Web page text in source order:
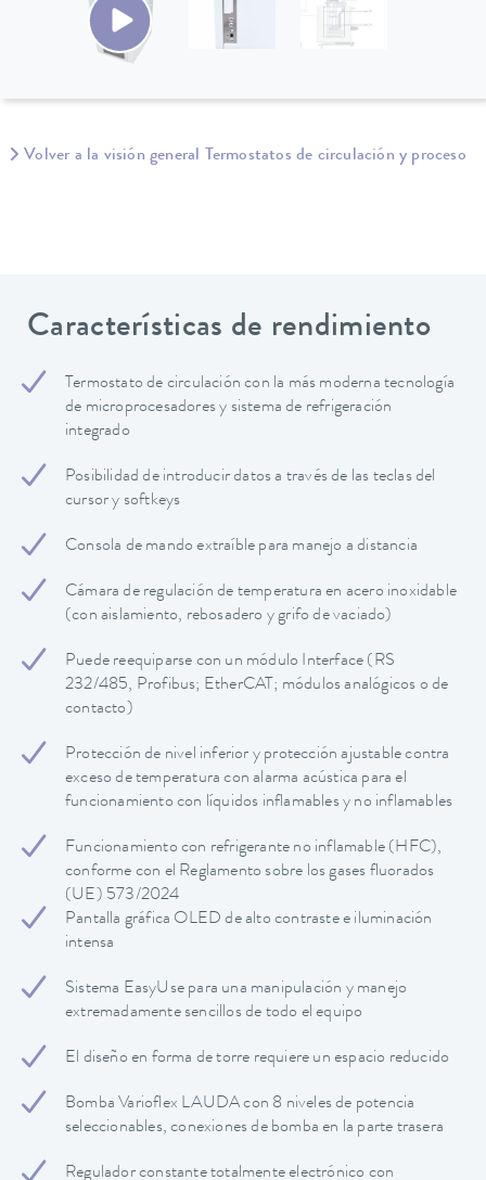
Volver a la visión general Termostatos de circulación y proceso
Características de rendimiento
Termostato de circulación con la más moderna tecnología
de microprocesadores y sistema de refrigeración
integrado
Posibilidad de introducir datos a través de las teclas del
cursor y softkeys
Consola de mando extraíble para manejo a distancia
Cámara de regulación de temperatura en acero inoxidable
(con aislamiento, rebosadero y grifo de vaciado)
Puede reequiparse con un módulo Interface (RS
232/485, Profibus; EtherCAT; módulos analógicos o de
contacto)
Protección de nivel inferior y protección ajustable contra
exceso de temperatura con alarma acústica para el
funcionamiento con líquidos inflamables y no inflamables
Funcionamiento con refrigerante no inflamable (HFC),
conforme con el Reglamento sobre los gases fluorados
(UE) 573/2024
Pantalla gráfica OLED de alto contraste e iluminación
intensa
Sistema EasyUse para una manipulación y manejo
extremadamente sencillos de todo el equipo
El diseño en forma de torre requiere un espacio reducido
Bomba Varioflex LAUDA con 8 niveles de potencia
seleccionables, conexiones de bomba en la parte trasera
Regulador constante totalmente electrónico con